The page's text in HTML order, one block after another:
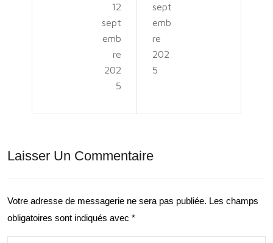
z le
Mo
nde
ave
Terr
d’A
ven
ture
12
sept
emb
re
202
5
des
Plai
nes
sept
emb
re
202
5
Laisser Un Commentaire
Votre adresse de messagerie ne sera pas publiée. Les champs
obligatoires sont indiqués avec *